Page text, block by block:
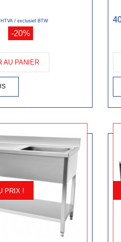
HTVA / exclusief BTW
-20%
AU PANIER
PRIX !